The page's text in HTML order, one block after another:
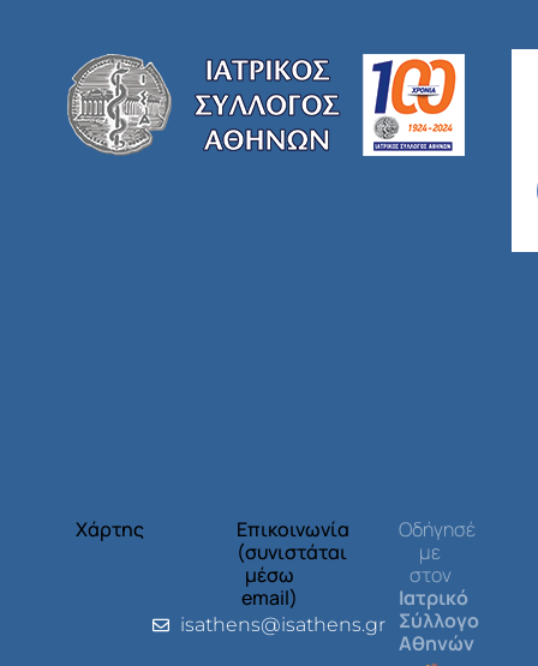
Χάρτης
Επικοινωνία
(συνιστάται
μέσω
email)
isathens@isathens.gr
Οδήγησέ
με
στον
Ιατρικό
Σύλλογο
Αθηνών